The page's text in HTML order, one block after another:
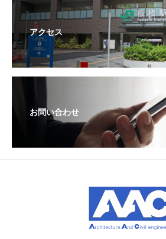
アクセス
お問い合わせ